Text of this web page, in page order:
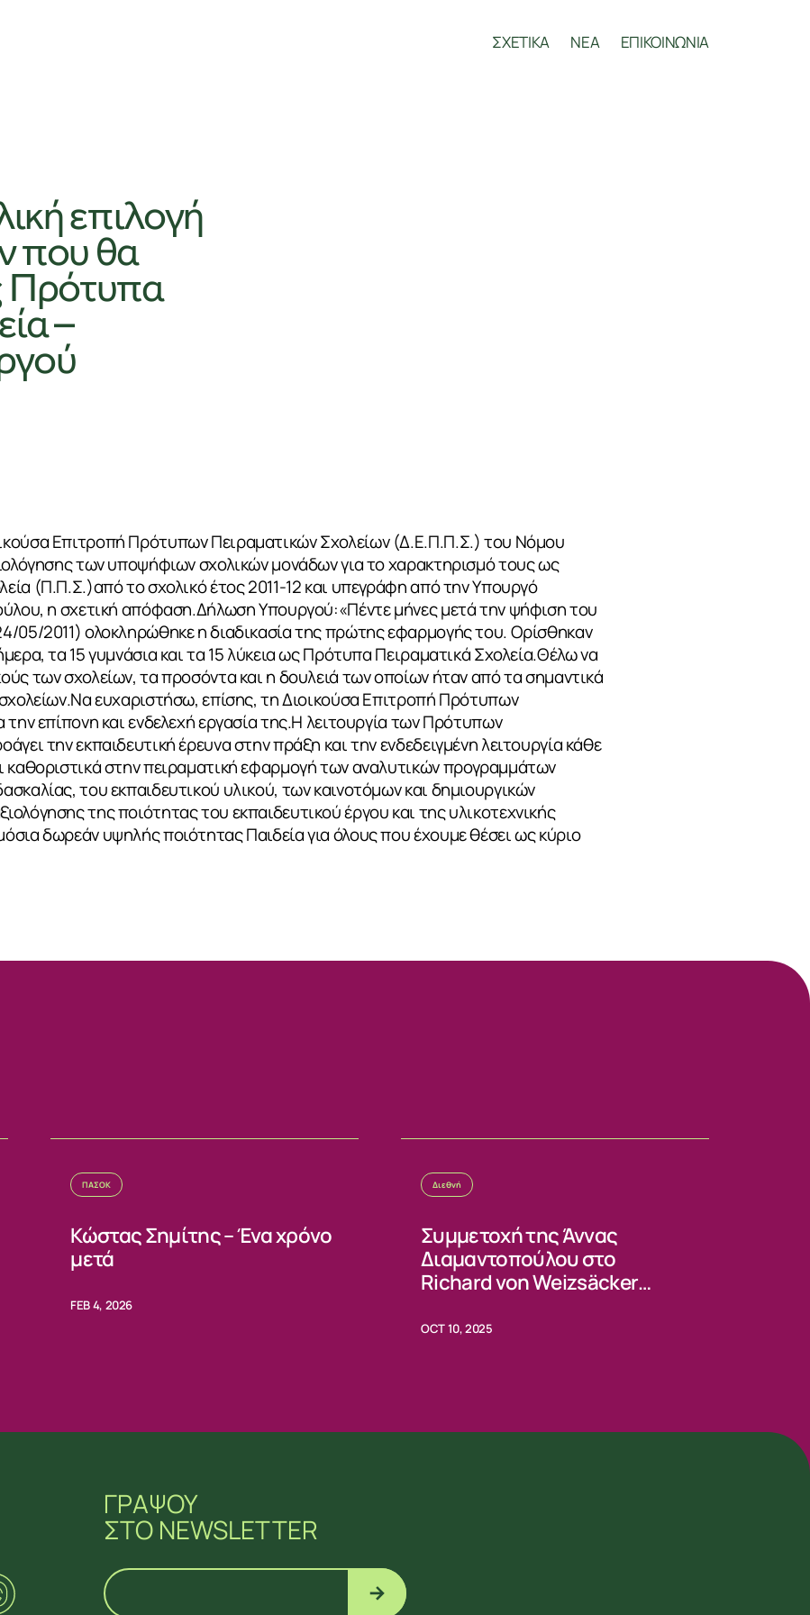
ΣΧΕΤΙΚΑ ΝΕΑ ΕΠΙΚΟΙΝΩΝΙΑ
επιλογή
που θα
Πρότυπα
–
Επιτροπή Πρότυπων Πειραματικών Σχολείων (Δ.Ε.Π.Π.Σ.) του Νόμου
των υποψήφιων σχολικών μονάδων για το χαρακτηρισμό τους ως
(Π.Π.Σ.)από το σχολικό έτος 2011-12 και υπεγράφη από την Υπουργό
η σχετική απόφαση.Δήλωση Υπουργού:«Πέντε μήνες μετά την ψήφιση του
05/2011) ολοκληρώθηκε η διαδικασία της πρώτης εφαρμογής του. Ορίσθηκαν
τα 15 γυμνάσια και τα 15 λύκεια ως Πρότυπα Πειραματικά Σχολεία.Θέλω να
των σχολείων, τα προσόντα και η δουλειά των οποίων ήταν από τα σημαντικά
ευχαριστήσω, επίσης, τη Διοικούσα Επιτροπή Πρότυπων
την επίπονη και ενδελεχή εργασία της.Η λειτουργία των Πρότυπων
την εκπαιδευτική έρευνα στην πράξη και την ενδεδειγμένη λειτουργία κάθε
καθοριστικά στην πειραματική εφαρμογή των αναλυτικών προγραμμάτων
του εκπαιδευτικού υλικού, των καινοτόμων και δημιουργικών
της ποιότητας του εκπαιδευτικού έργου και της υλικοτεχνικής
δωρεάν υψηλής ποιότητας Παιδεία για όλους που έχουμε θέσει ως κύριο
ΠΑΣΟΚ
Κώστας Σημίτης – Ένα χρόνο
μετά
FEB 4, 2026
Διεθνή
Συμμετοχή της Άννας
Διαμαντοπούλου στο
Richard von Weizsäcker
OCT 10, 2025
ΓΡΑΨΟΥ
ΣΤΟ NEWSLETTER